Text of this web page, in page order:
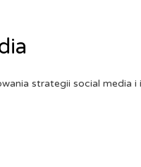
strategii social media